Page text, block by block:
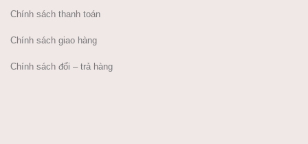
Chính sách thanh toán
Chính sách giao hàng
Chính sách đổi – trả hàng